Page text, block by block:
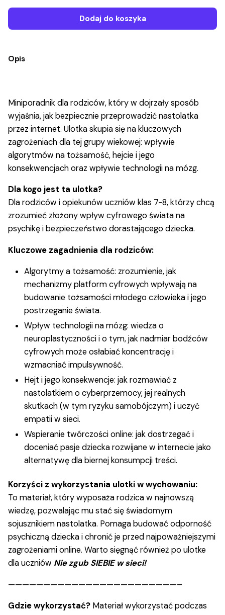
(klasy
7-
8)
quantity
Dodaj do koszyka
Opis
Miniporadnik dla rodziców, który w dojrzały sposób
wyjaśnia, jak bezpiecznie przeprowadzić nastolatka
przez internet. Ulotka skupia się na kluczowych
zagrożeniach dla tej grupy wiekowej: wpływie
algorytmów na tożsamość, hejcie i jego
konsekwencjach oraz wpływie technologii na mózg.
Dla kogo jest ta ulotka?
Dla rodziców i opiekunów uczniów klas 7-8, którzy chcą
zrozumieć złożony wpływ cyfrowego świata na
psychikę i bezpieczeństwo dorastającego dziecka.
Kluczowe zagadnienia dla rodziców:
Algorytmy a tożsamość: zrozumienie, jak
mechanizmy platform cyfrowych wpływają na
budowanie tożsamości młodego człowieka i jego
postrzeganie świata.
Wpływ technologii na mózg: wiedza o
neuroplastyczności i o tym, jak nadmiar bodźców
cyfrowych może osłabiać koncentrację i
wzmacniać impulsywność.
Hejt i jego konsekwencje: jak rozmawiać z
nastolatkiem o cyberprzemocy, jej realnych
skutkach (w tym ryzyku samobójczym) i uczyć
empatii w sieci.
Wspieranie twórczości online: jak dostrzegać i
doceniać pasje dziecka rozwijane w internecie jako
alternatywę dla biernej konsumpcji treści.
Korzyści z wykorzystania ulotki w wychowaniu:
To materiał, który wyposaża rodzica w najnowszą
wiedzę, pozwalając mu stać się świadomym
sojusznikiem nastolatka. Pomaga budować odporność
psychiczną dziecka i chronić je przed najpoważniejszymi
zagrożeniami online. Warto sięgnąć również po ulotke
dla uczniów Nie zgub SIEBIE w sieci!
————————————————————————–
Gdzie wykorzystać? Materiał wykorzystać podczas